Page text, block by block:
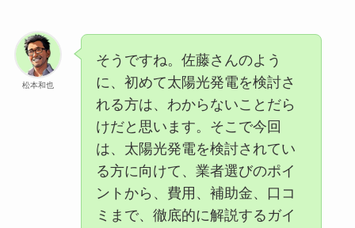
松本和也
そうですね。佐藤さんのよう
に、初めて太陽光発電を検討さ
れる方は、わからないことだら
けだと思います。そこで今回
は、太陽光発電を検討されてい
る方に向けて、業者選びのポイ
ントから、費用、補助金、口コ
ミまで、徹底的に解説するガイ